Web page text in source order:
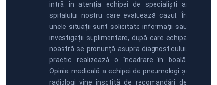
intră în atenția echipei de specialiști ai
spitalului nostru care evaluează cazul. În
unele situații sunt solicitate informații sau
investigații suplimentare, după care echipa
noastră se pronunță asupra diagnosticului,
practic realizează o încadrare în boală.
Opinia medicală a echipei de pneumologi și
radiologi vine însoțită de recomandări de